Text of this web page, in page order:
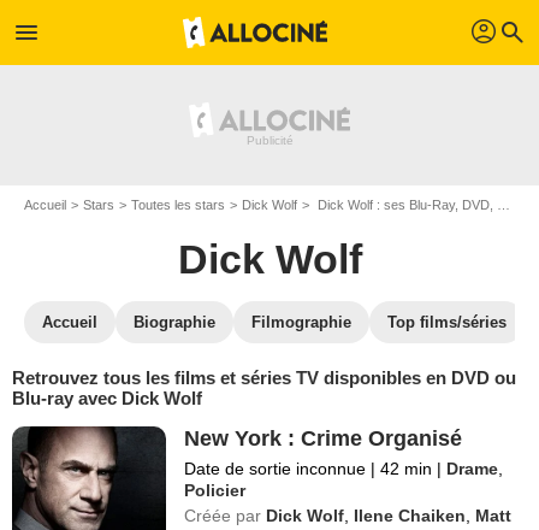
menu profil search
Accueil Stars Toutes les stars Dick Wolf Dick Wolf : ses Blu-Ray, DVD, VOD, SVOD
Dick Wolf
Accueil Biographie Filmographie Top films/séries
Retrouvez tous les films et séries TV disponibles en DVD ou
Blu-ray avec Dick Wolf
New York : Crime Organisé
Date de sortie inconnue | 42 min | Drame
Policier
Créée par Dick Wolf Ilene Chaiken
Matt